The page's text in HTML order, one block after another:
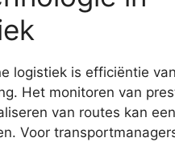
logistiek is efficiëntie van
Het monitoren van
van routes kan
Voor